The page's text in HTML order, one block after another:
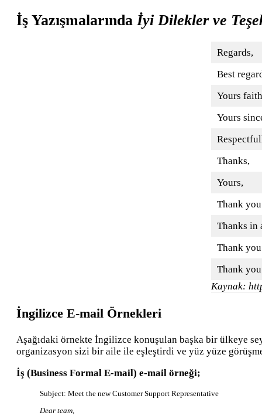
İş Yazışmalarındaİyi Dilekler ve
Regards,
Best
Yours
Yours
Thanks,
Yours,
Thank
Thanks in
Thank
Thank
Kaynak:
İngilizce E-mail Örnekleri
Aşağıdaki örnekte İngilizce konuşulan başka bir ülkeye
organizasyon sizi bir aile ile eşleştirdi ve yüz yüze
İş (Business Formal E-mail) e-mail örneği;
Subject: Meet the new Customer Support Representative
Dear team,